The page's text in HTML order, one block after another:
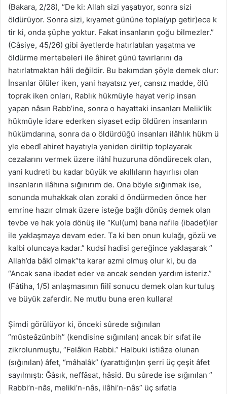
(Bakara, 2/28), “De ki: Allah sizi yaşatıyor, sonra sizi
öldürüyor. Sonra sizi, kıyamet gününe topla(yıp getir)ece k
tir ki, onda şüphe yoktur. Fakat insanların çoğu bilmezler.”
(Câsiye, 45/26) gibi âyetlerde hatırlatılan yaşatma ve
öldürme mertebeleri ile âhiret günü tavırlarını da
hatırlatmaktan hâli değildir. Bu bakımdan şöyle demek olur:
İnsanlar ölüler iken, yani hayatsız yer, cansız madde, ölü
toprak iken onları, Rablık hükmüyle hayat verip insan
yapan nâsın Rabb’ine, sonra o hayattaki insanları Melik’lik
hükmüyle idare ederken siyaset edip öldüren insanların
hükümdarına, sonra da o öldürdüğü insanları ilâhlık hükm ü
yle ebedî ahiret hayatıyla yeniden diriltip toplayarak
cezalarını vermek üzere ilâhî huzuruna döndürecek olan,
yani kudreti bu kadar büyük ve akıllıların hayırlısı olan
insanların ilâhına sığınırım de. Ona böyle sığınmak ise,
sonunda muhakkak olan zoraki d öndürmeden önce her
emrine hazır olmak üzere isteğe bağlı dönüş demek olan
tevbe ve hak yola dönüş ile “Kul(um) bana nafile (ibadet)ler
ile yaklaşmaya devam eder. Ta ki ben onun kulağı, gözü ve
kalbi oluncaya kadar.” kudsî hadisi gereğince yaklaşarak ”
Allah’da bâkî olmak”ta karar azmi olmuş olur ki, bu da
“Ancak sana ibadet eder ve ancak senden yardım isteriz.”
(Fâtiha, 1/5) anlaşmasının fiilî sonucu demek olan kurtuluş
ve büyük zaferdir. Ne mutlu buna eren kullara!
Şimdi görülüyor ki, önceki sûrede sığınılan
“müsteâzünbih” (kendisine sığınılan) ancak bir sıfat ile
zikrolunmuştu, “Felâkın Rabbi.” Halbuki istiâze olunan
(sığınılan) âfet, “mâhalâk” (yarattığın)ın şerri üç çeşit âfet
sayılmıştı: Ğâsık, neffâsat, hâsid. Bu sûrede ise sığınılan ”
Rabbi’n-nâs, meliki’n-nâs, ilâhi’n-nâs” üç sıfatla